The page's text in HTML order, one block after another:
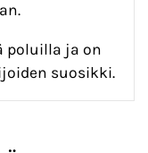
poluilla ja on
suosikki.